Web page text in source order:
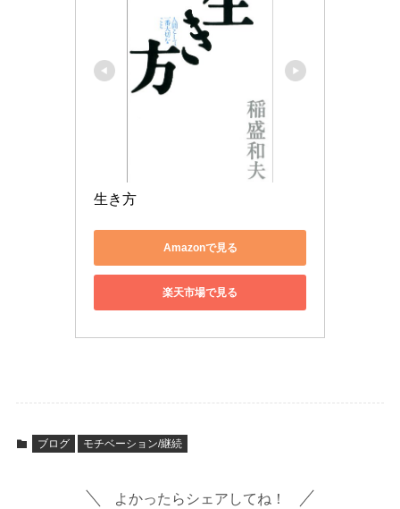
生き方
Amazonで見る
楽天市場で見る
ブログ モチベーション/継続
よかったらシェアしてね！